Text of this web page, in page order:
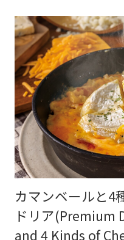
カマンベールと4
ドリア(Premium
and 4 Kinds of